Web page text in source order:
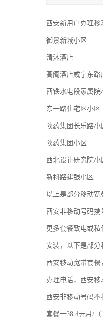
西安新用户办理移
御景新城小区
清沐酒店
高阁酒店咸宁东路
西铁水电段家属院
东一路住宅区小区
陕药集团长乐路小
陕药集团小区
西北设计研究院小
新科路建银小区
以上是部分移动
西安非移动号码携
更多套餐致电或
安装，以下是部
西安移动宽带套
办理电话，西安移
西安非移动号码不
套餐一38.4元月/（